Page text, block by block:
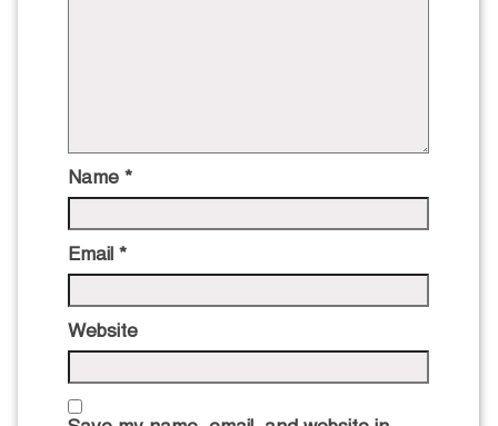
Name *
Email *
Website